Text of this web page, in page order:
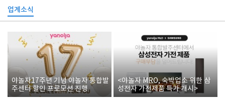
업계소식
야놀자17주년 기념 야놀자 통합발
주센터 할인 프로모션 진행
<야놀자 MRO, 숙박업소 위한 삼
성전자 가전제품 특가 개시>